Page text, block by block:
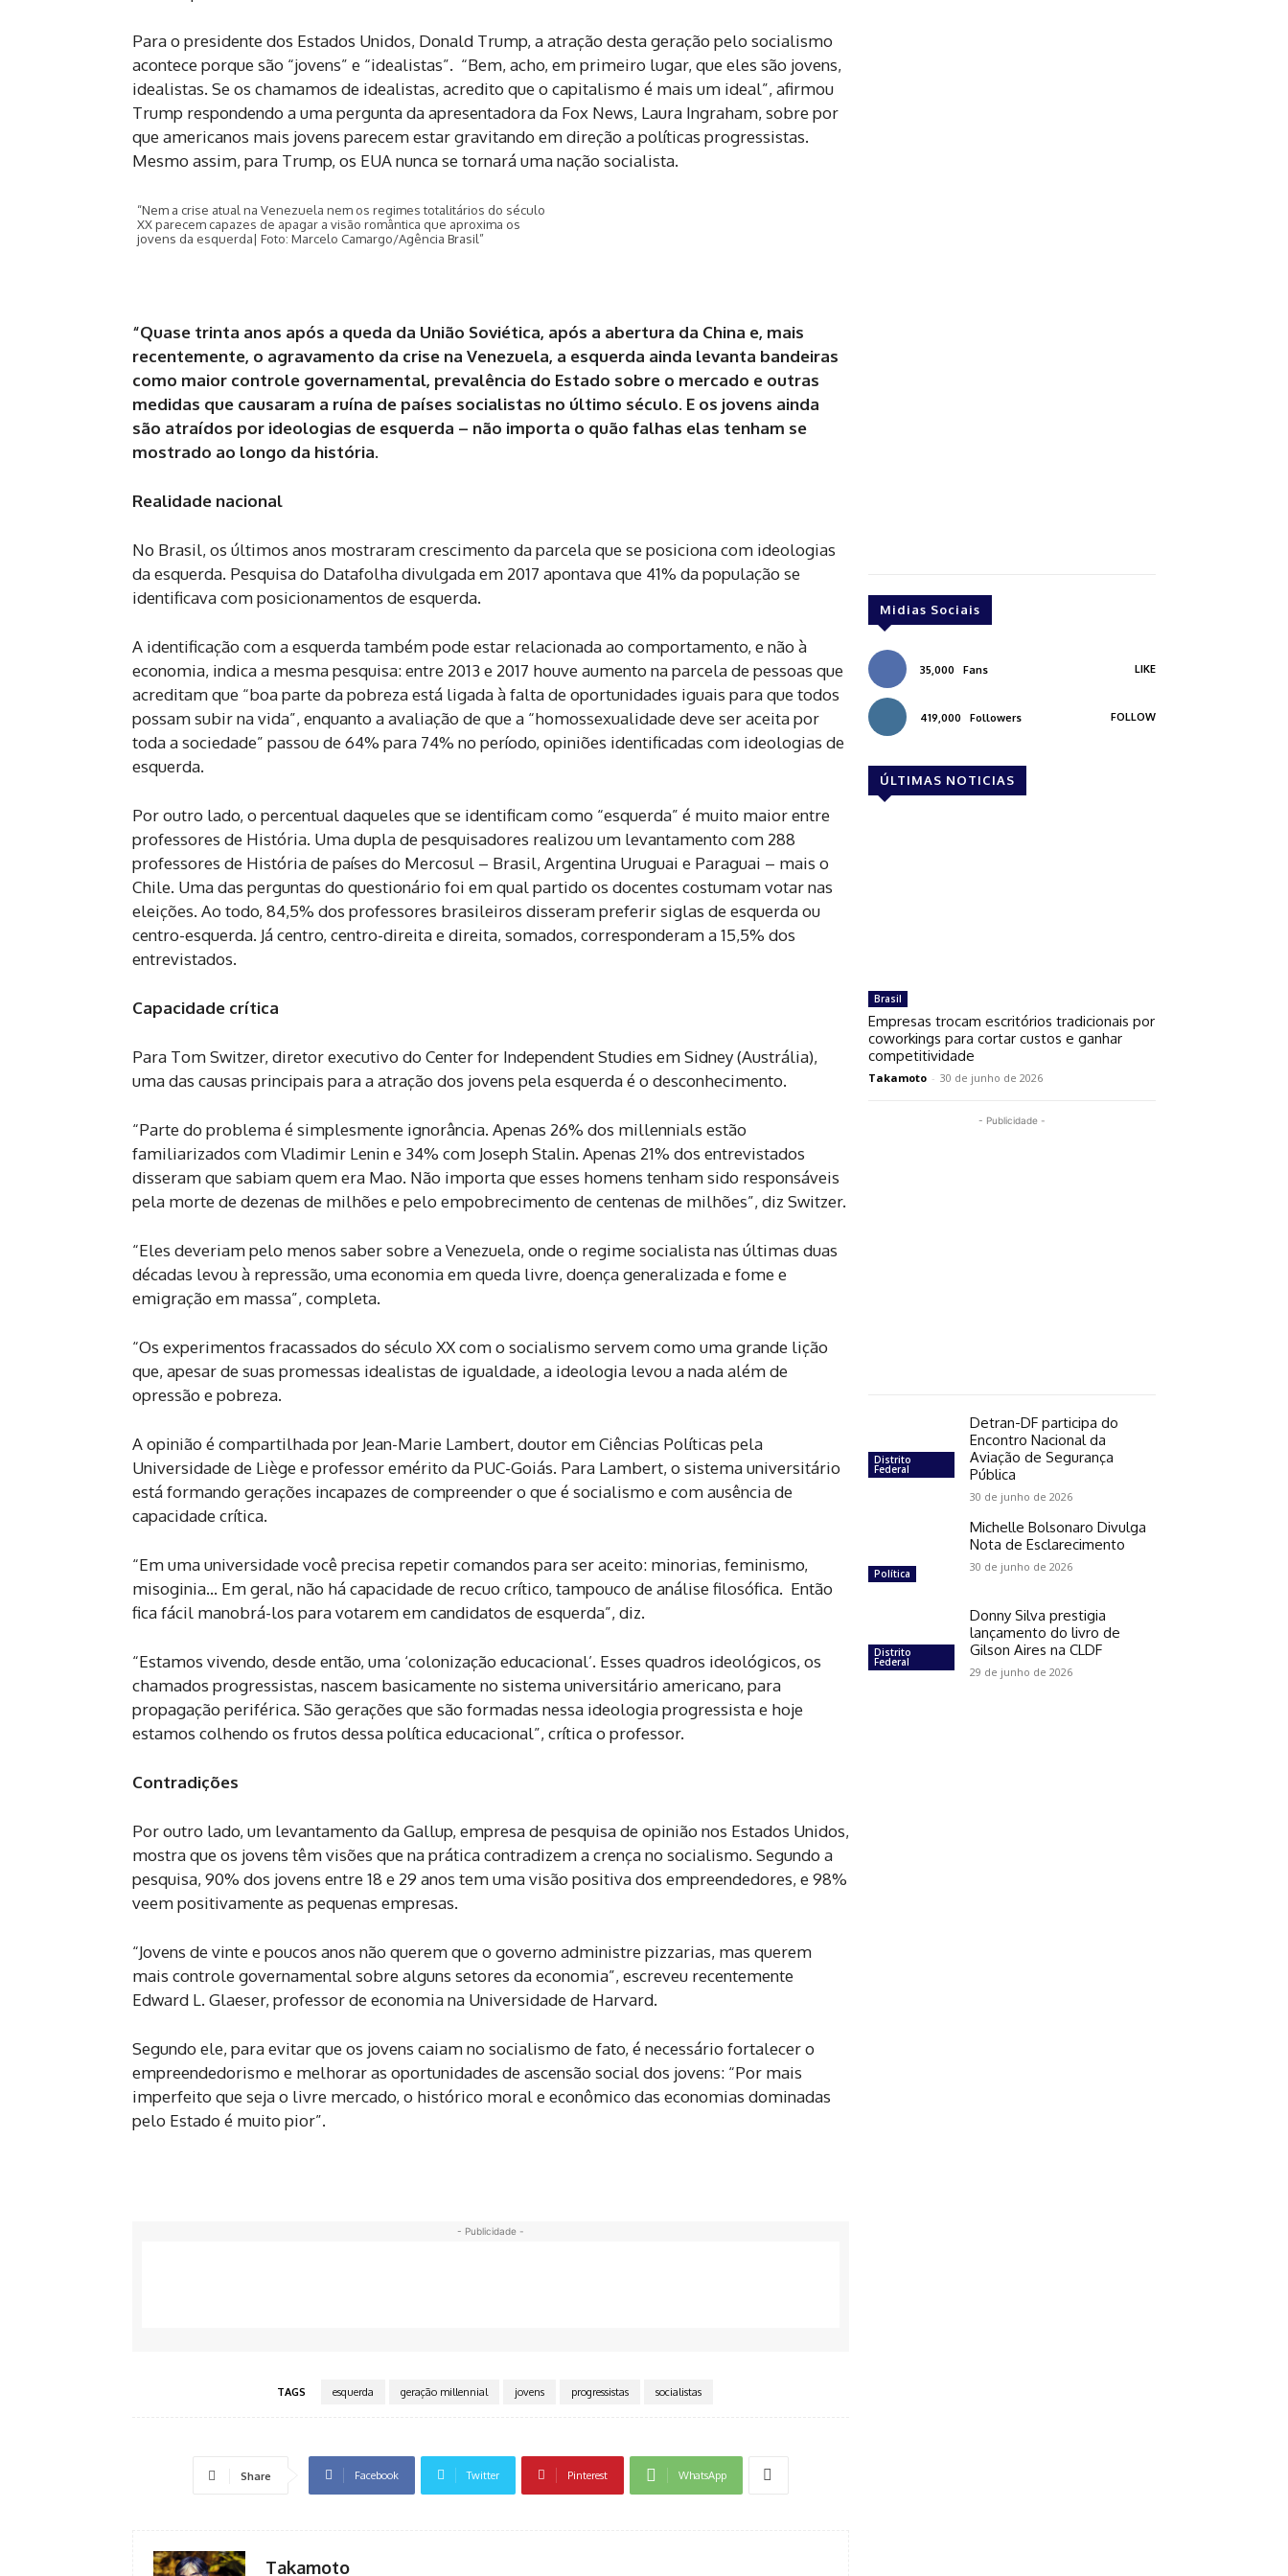
Para o presidente dos Estados Unidos, Donald Trump, a atração desta geração pelo socialismo
acontece porque são “jovens” e “idealistas”. “Bem, acho, em primeiro lugar, que eles são jovens,
idealistas. Se os chamamos de idealistas, acredito que o capitalismo é mais um ideal”, afirmou
Trump respondendo a uma pergunta da apresentadora da Fox News, Laura Ingraham, sobre por
que americanos mais jovens parecem estar gravitando em direção a políticas progressistas.
Mesmo assim, para Trump, os EUA nunca se tornará uma nação socialista.
“Nem a crise atual na Venezuela nem os regimes totalitários do século
XX parecem capazes de apagar a visão romântica que aproxima os
jovens da esquerda| Foto: Marcelo Camargo/Agência Brasil”
“Quase trinta anos após a queda da União Soviética, após a abertura da China e, mais
recentemente, o agravamento da crise na Venezuela, a esquerda ainda levanta bandeiras
como maior controle governamental, prevalência do Estado sobre o mercado e outras
medidas que causaram a ruína de países socialistas no último século. E os jovens ainda
são atraídos por ideologias de esquerda – não importa o quão falhas elas tenham se
mostrado ao longo da história.
Realidade nacional
No Brasil, os últimos anos mostraram crescimento da parcela que se posiciona com ideologias
da esquerda. Pesquisa do Datafolha divulgada em 2017 apontava que 41% da população se
identificava com posicionamentos de esquerda.
A identificação com a esquerda também pode estar relacionada ao comportamento, e não à
economia, indica a mesma pesquisa: entre 2013 e 2017 houve aumento na parcela de pessoas que
acreditam que “boa parte da pobreza está ligada à falta de oportunidades iguais para que todos
possam subir na vida”, enquanto a avaliação de que a “homossexualidade deve ser aceita por
toda a sociedade” passou de 64% para 74% no período, opiniões identificadas com ideologias de
esquerda.
Por outro lado, o percentual daqueles que se identificam como “esquerda” é muito maior entre
professores de História. Uma dupla de pesquisadores realizou um levantamento com 288
professores de História de países do Mercosul – Brasil, Argentina Uruguai e Paraguai – mais o
Chile. Uma das perguntas do questionário foi em qual partido os docentes costumam votar nas
eleições. Ao todo, 84,5% dos professores brasileiros disseram preferir siglas de esquerda ou
centro-esquerda. Já centro, centro-direita e direita, somados, corresponderam a 15,5% dos
entrevistados.
Capacidade crítica
Para Tom Switzer, diretor executivo do Center for Independent Studies em Sidney (Austrália),
uma das causas principais para a atração dos jovens pela esquerda é o desconhecimento.
“Parte do problema é simplesmente ignorância. Apenas 26% dos millennials estão
familiarizados com Vladimir Lenin e 34% com Joseph Stalin. Apenas 21% dos entrevistados
disseram que sabiam quem era Mao. Não importa que esses homens tenham sido responsáveis
pela morte de dezenas de milhões e pelo empobrecimento de centenas de milhões”, diz Switzer.
“Eles deveriam pelo menos saber sobre a Venezuela, onde o regime socialista nas últimas duas
décadas levou à repressão, uma economia em queda livre, doença generalizada e fome e
emigração em massa”, completa.
“Os experimentos fracassados do século XX com o socialismo servem como uma grande lição
que, apesar de suas promessas idealistas de igualdade, a ideologia levou a nada além de
opressão e pobreza.
A opinião é compartilhada por Jean-Marie Lambert, doutor em Ciências Políticas pela
Universidade de Liège e professor emérito da PUC-Goiás. Para Lambert, o sistema universitário
está formando gerações incapazes de compreender o que é socialismo e com ausência de
capacidade crítica.
“Em uma universidade você precisa repetir comandos para ser aceito: minorias, feminismo,
misoginia… Em geral, não há capacidade de recuo crítico, tampouco de análise filosófica. Então
fica fácil manobrá-los para votarem em candidatos de esquerda”, diz.
“Estamos vivendo, desde então, uma ‘colonização educacional’. Esses quadros ideológicos, os
chamados progressistas, nascem basicamente no sistema universitário americano, para
propagação periférica. São gerações que são formadas nessa ideologia progressista e hoje
estamos colhendo os frutos dessa política educacional”, crítica o professor.
Contradições
Por outro lado, um levantamento da Gallup, empresa de pesquisa de opinião nos Estados Unidos,
mostra que os jovens têm visões que na prática contradizem a crença no socialismo. Segundo a
pesquisa, 90% dos jovens entre 18 e 29 anos tem uma visão positiva dos empreendedores, e 98%
veem positivamente as pequenas empresas.
“Jovens de vinte e poucos anos não querem que o governo administre pizzarias, mas querem
mais controle governamental sobre alguns setores da economia”, escreveu recentemente
Edward L. Glaeser, professor de economia na Universidade de Harvard.
Segundo ele, para evitar que os jovens caiam no socialismo de fato, é necessário fortalecer o
empreendedorismo e melhorar as oportunidades de ascensão social dos jovens: “Por mais
imperfeito que seja o livre mercado, o histórico moral e econômico das economias dominadas
pelo Estado é muito pior”.
- Publicidade -
TAGS esquerda geração millennial jovens progressistas socialistas
Share Facebook Twitter Pinterest WhatsApp
Takamoto
Midias Sociais
35,000 Fans LIKE
419,000 Followers FOLLOW
ÚLTIMAS NOTICIAS
Brasil
Empresas trocam escritórios tradicionais por
coworkings para cortar custos e ganhar
competitividade
Takamoto - 30 de junho de 2026
- Publicidade -
Distrito
Federal
Detran-DF participa do
Encontro Nacional da
Aviação de Segurança
Pública
30 de junho de 2026
Política
Michelle Bolsonaro Divulga
Nota de Esclarecimento
30 de junho de 2026
Distrito
Federal
Donny Silva prestigia
lançamento do livro de
Gilson Aires na CLDF
29 de junho de 2026